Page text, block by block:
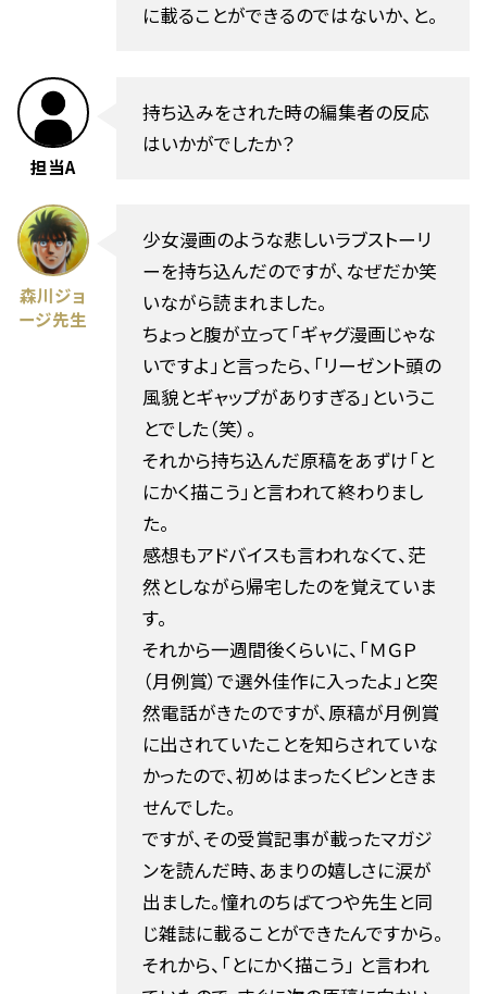
に載ることができるのではないか、と。
担当A
持ち込みをされた時の編集者の反応
はいかがでしたか？
森川ジョ
ージ先生
少女漫画のような悲しいラブストーリ
ーを持ち込んだのですが、なぜだか笑
いながら読まれました。
ちょっと腹が立って「ギャグ漫画じゃな
いですよ」と言ったら、「リーゼント頭の
風貌とギャップがありすぎる」というこ
とでした（笑）。
それから持ち込んだ原稿をあずけ「と
にかく描こう」と言われて終わりまし
た。
感想もアドバイスも言われなくて、茫
然としながら帰宅したのを覚えていま
す。
それから一週間後くらいに、「ＭＧＰ
（月例賞）で選外佳作に入ったよ」と突
然電話がきたのですが、原稿が月例賞
に出されていたことを知らされていな
かったので、初めはまったくピンときま
せんでした。
ですが、その受賞記事が載ったマガジ
ンを読んだ時、あまりの嬉しさに涙が
出ました。憧れのちばてつや先生と同
じ雑誌に載ることができたんですから。
それから、「とにかく描こう」 と言われ